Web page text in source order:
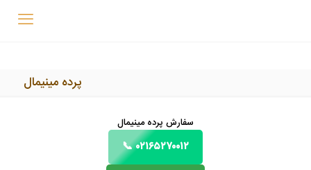
پرده مینیمال
سفارش پرده مینیمال
۰۲۱۶۵۲۷۰۰۱۲ 📞